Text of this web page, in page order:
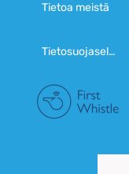
Tietoa meistä
Tietosuojaseloste